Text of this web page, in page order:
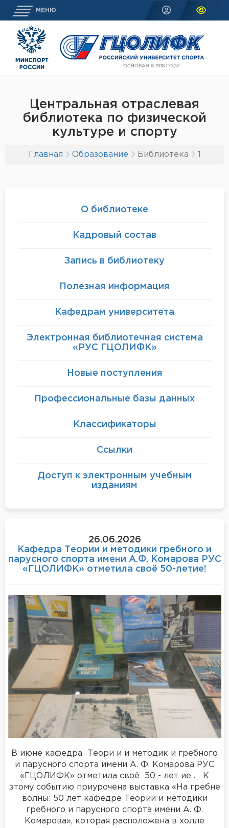
МЕНЮ
Центральная отраслевая
библиотека по физической
культуре и спорту
Главная Образование Библиотека 1
О библиотеке
Кадровый состав
Запись в библиотеку
Полезная информация
Кафедрам университета
Электронная библиотечная система
«РУС ГЦОЛИФК»
Новые поступления
Профессиональные базы данных
Классификаторы
Ссылки
Доступ к электронным учебным
изданиям
26.06.2026
Кафедра Теории и методики гребного и
парусного спорта имени А.Ф. Комарова РУС
«ГЦОЛИФК» отметила своё 50-летие!
В июне кафедра Теори и и методик и гребного
и парусного спорта имени А. Ф. Комарова РУС
«ГЦОЛИФК» отметила своё 50 - лет ие . К
этому событию приурочена выставка «На гребне
волны: 50 лет кафедре Теории и методики
гребного и парусного спорта имени А. Ф.
Комарова», которая расположена в холле